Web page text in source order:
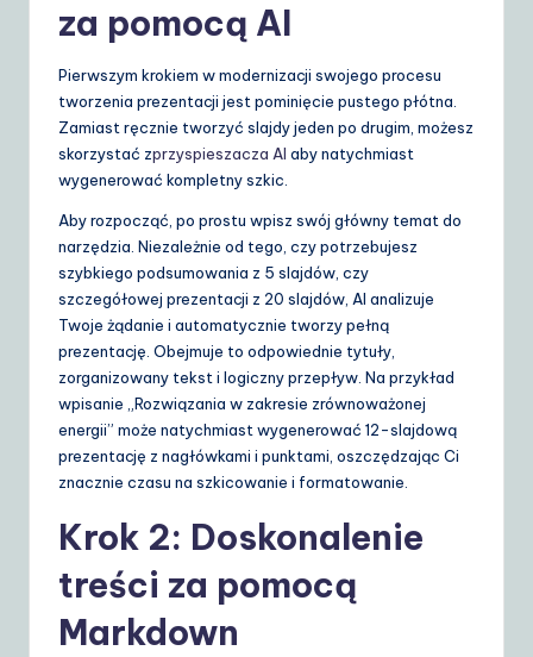
lu
ti
o
za pomocą AI
Pierwszym krokiem w modernizacji swojego procesu
tworzenia prezentacji jest pominięcie pustego płótna.
Zamiast ręcznie tworzyć slajdy jeden po drugim, możesz
skorzystać zprzyspieszacza AI aby natychmiast
wygenerować kompletny szkic.
Aby rozpocząć, po prostu wpisz swój główny temat do
narzędzia. Niezależnie od tego, czy potrzebujesz
szybkiego podsumowania z 5 slajdów, czy
szczegółowej prezentacji z 20 slajdów, AI analizuje
Twoje żądanie i automatycznie tworzy pełną
prezentację. Obejmuje to odpowiednie tytuły,
zorganizowany tekst i logiczny przepływ. Na przykład
wpisanie „Rozwiązania w zakresie zrównoważonej
energii” może natychmiast wygenerować 12-slajdową
prezentację z nagłówkami i punktami, oszczędzając Ci
znacznie czasu na szkicowanie i formatowanie.
Krok 2: Doskonalenie
treści za pomocą
Markdown